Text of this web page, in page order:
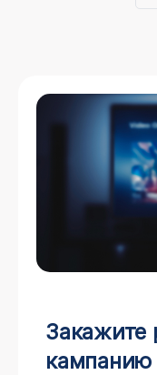
Закажите